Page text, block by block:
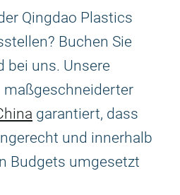
Qingdao Plastics
Buchen Sie
bei uns. Unsere
maßgeschneiderter
garantiert, dass
und innerhalb
Budgets umgesetzt